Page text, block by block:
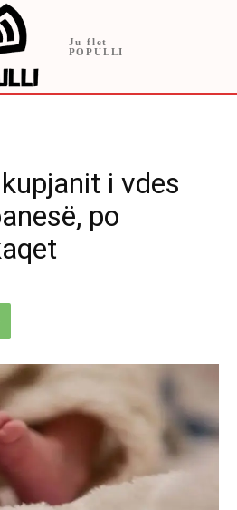
Ju flet
POPULLI
i vdes
po